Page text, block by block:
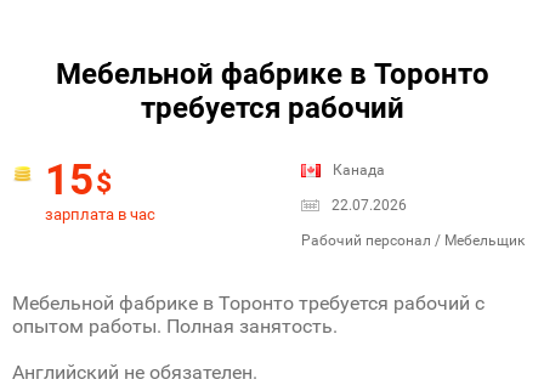
Мебельной фабрике в Торонто
требуется рабочий
15$
зарплата в час
Канада
22.07.2026
Рабочий персонал / Мебельщик
Мебельной фабрике в Торонто требуется рабочий с
опытом работы. Полная занятость.
Английский не обязателен.